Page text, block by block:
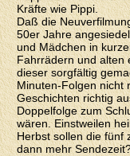
Kräfte wie Pippi.
Daß die
50er Jahre
und Mädchen in
Fahrrädern und alten
dieser sorgfältig
Minuten-Folgen nicht
Geschichten richtig
Doppelfolge zum
wären. Einstweilen
Herbst sollen die fünf
dann mehr